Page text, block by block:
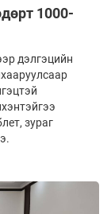
1000-
дэлгэцийн
зураг